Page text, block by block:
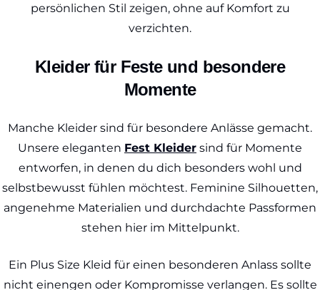
persönlichen Stil zeigen, ohne auf Komfort zu
verzichten.
Kleider für Feste und besondere
Momente
Manche Kleider sind für besondere Anlässe gemacht.
Unsere eleganten Fest Kleider sind für Momente
entworfen, in denen du dich besonders wohl und
selbstbewusst fühlen möchtest. Feminine Silhouetten,
angenehme Materialien und durchdachte Passformen
stehen hier im Mittelpunkt.
Ein Plus Size Kleid für einen besonderen Anlass sollte
nicht einengen oder Kompromisse verlangen. Es sollte